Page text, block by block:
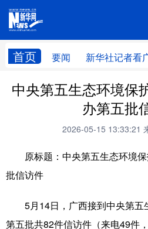
首页 要闻 新华社记者看
网站地
广西频道
新华社记者
新华网导航
学习进行时 高层
中央第五生态环境保
办第五批
2026-05-15 13:33:21
原标题：中央第五生态环境保
批信访件
5月14日，广西接到中央第五
第五批共82件信访件（来电49件